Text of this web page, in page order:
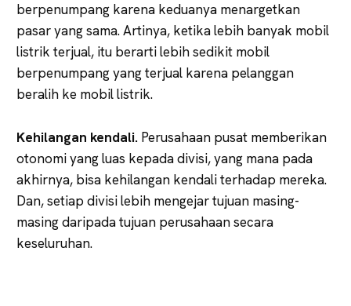
berpenumpang karena keduanya menargetkan
pasar yang sama. Artinya, ketika lebih banyak mobil
listrik terjual, itu berarti lebih sedikit mobil
berpenumpang yang terjual karena pelanggan
beralih ke mobil listrik.
Kehilangan kendali. Perusahaan pusat memberikan
otonomi yang luas kepada divisi, yang mana pada
akhirnya, bisa kehilangan kendali terhadap mereka.
Dan, setiap divisi lebih mengejar tujuan masing-
masing daripada tujuan perusahaan secara
keseluruhan.